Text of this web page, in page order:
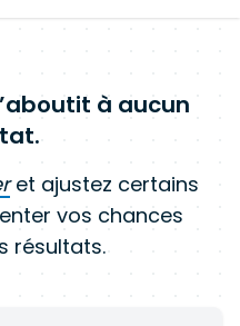
à aucun
et ajustez certains
vos chances
résultats.